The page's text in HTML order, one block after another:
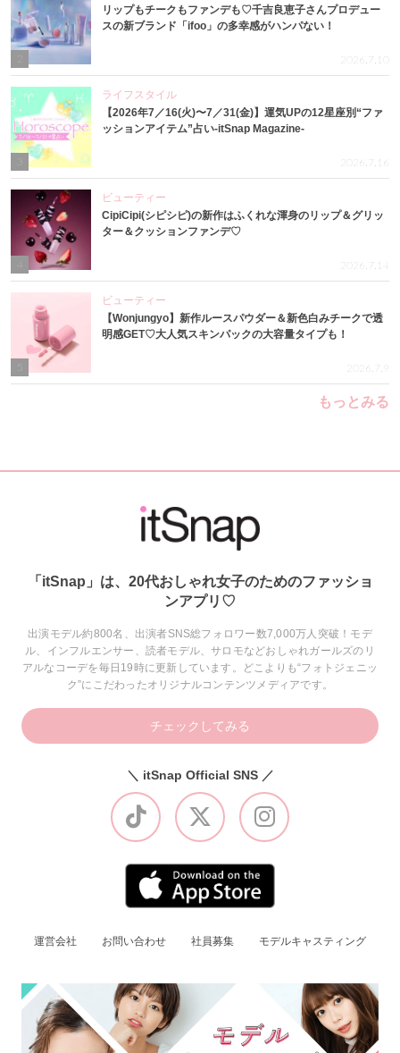
リップもチークもファンデも♡千吉良恵子さんプロデュー
スの新ブランド「ifoo」の多幸感がハンパない！
2026.7.10
3
ライフスタイル
【2026年7／16(火)〜7／31(金)】運気UPの12星座別“ファ
ッションアイテム”占い-itSnap Magazine-
2026.7.16
4
ビューティー
CipiCipi(シピシピ)の新作はふくれな渾身のリップ＆グリッ
ター＆クッションファンデ♡
2026.7.14
ビューティー
【Wonjungyo】新作ルースパウダー＆新色白みチークで透
明感GET♡大人気スキンパックの大容量タイプも！
2026.7.9
もっとみる
「itSnap」は、20代おしゃれ女子のためのファッショ
ンアプリ♡
出演モデル約800名、出演者SNS総フォロワー数7,000万人突破！モデ
ル、インフルエンサー、読者モデル、サロモなどおしゃれガールズのリ
アルなコーデを毎日19時に更新しています。どこよりも“フォトジェニッ
ク”にこだわったオリジナルコンテンツメディアです。
チェックしてみる
＼ itSnap Official SNS ／
運営会社 お問い合わせ 社員募集 モデルキャスティング